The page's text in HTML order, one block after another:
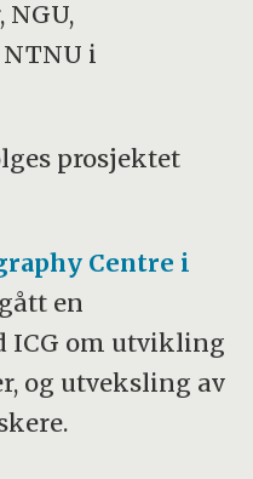
i
prosjektet
Centre i
en
ICG om utvikling
og utveksling av